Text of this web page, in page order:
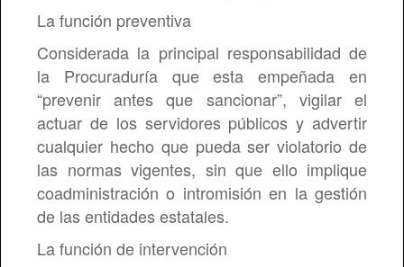
La función preventiva
Considerada la principal responsabilidad de
la Procuraduría que esta empeñada en
“prevenir antes que sancionar”, vigilar el
actuar de los servidores públicos y advertir
cualquier hecho que pueda ser violatorio de
las normas vigentes, sin que ello implique
coadministración o intromisión en la gestión
de las entidades estatales.
La función de intervención